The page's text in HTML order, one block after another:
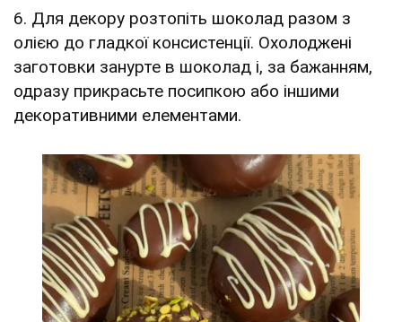
6. Для декору розтопіть шоколад разом з
олією до гладкої консистенції. Охолоджені
заготовки занурте в шоколад і, за бажанням,
одразу прикрасьте посипкою або іншими
декоративними елементами.